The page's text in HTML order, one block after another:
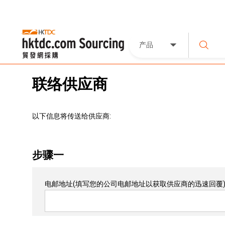
产品
联络供应商
以下信息将传送给供应商:
步骤一
电邮地址(填写您的公司电邮地址以获取供应商的迅速回覆)